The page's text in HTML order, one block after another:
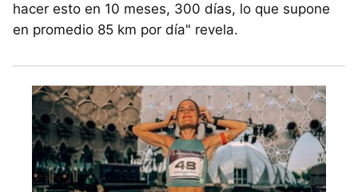
hacer esto en 10 meses, 300 días, lo que supone
en promedio 85 km por día" revela.